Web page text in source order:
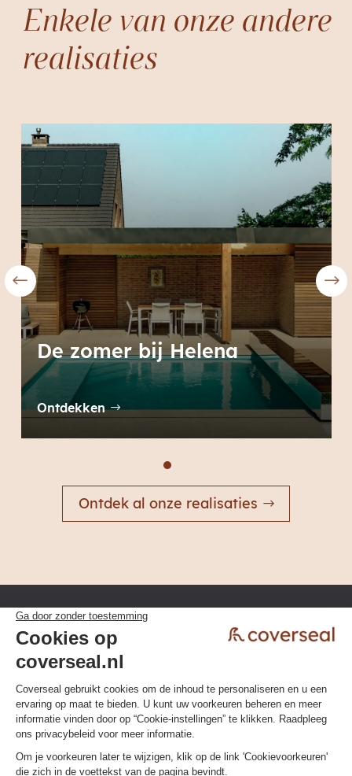
Enkele van onze andere
realisaties
De zomer bij Helena
Ontdekken
Ontdek al onze realisaties
Privacybeleid Algemene voorwaarden